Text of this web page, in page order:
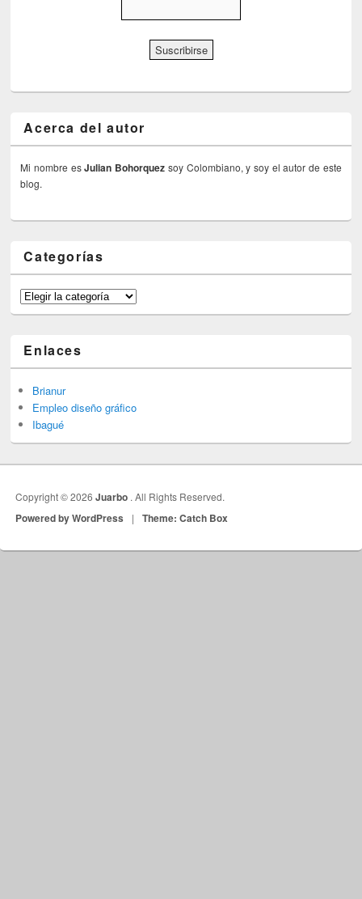
Acerca del autor
Mi nombre esJulian Bohorquez soy Colombiano, y soy el autor de este
blog.
Categorías
Categorías
Enlaces
Brianur
Empleo diseño gráfico
Ibagué
Copyright © 2026Juarbo . All Rights Reserved.
Powered by WordPress | Theme: Catch Box